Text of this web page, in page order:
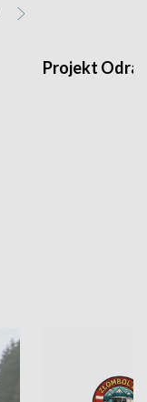
Projekt Odra